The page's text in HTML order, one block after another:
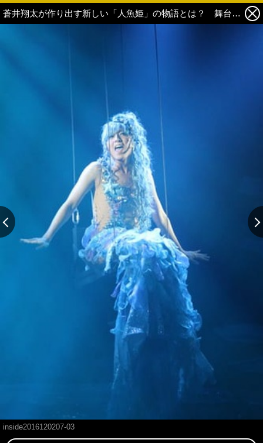
蒼井翔太が作り出す新しい「人魚姫」の物語とは？ 舞台『It’s SHOWTA-im！ vol.2 スマイルマーメイド』公演スタート 4枚目の写真・画像
inside2016120207-03